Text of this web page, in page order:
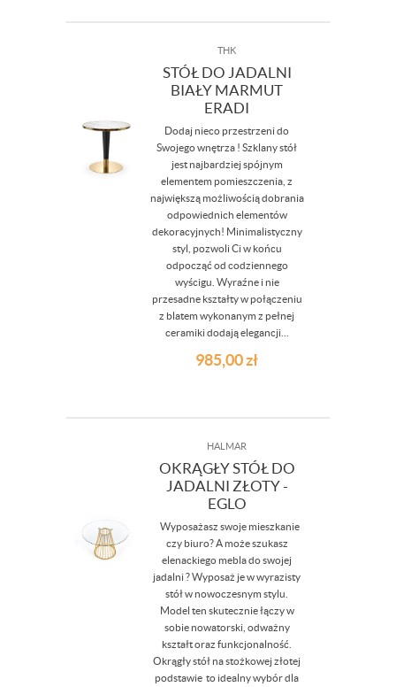
THK
STÓŁ DO JADALNI
BIAŁY MARMUT
ERADI
Dodaj nieco przestrzeni do
Swojego wnętrza ! Szklany stół
jest najbardziej spójnym
elementem pomieszczenia, z
największą możliwością dobrania
odpowiednich elementów
dekoracyjnych! Minimalistyczny
styl, pozwoli Ci w końcu
odpocząć od codziennego
wyścigu. Wyraźne i nie
przesadne kształty w połączeniu
z blatem wykonanym z pełnej
ceramiki dodają elegancji...
985,00zł
HALMAR
OKRĄGŁY STÓŁ DO
JADALNI ZŁOTY -
EGLO
Wyposażasz swoje mieszkanie
czy biuro? A może szukasz
elenackiego mebla do swojej
jadalni ? Wyposaż je w wyrazisty
stół w nowoczesnym stylu.
Model ten skutecznie łączy w
sobie nowatorski, odważny
kształt oraz funkcjonalność.
Okrągły stół na stożkowej złotej
podstawie to idealny wybór dla